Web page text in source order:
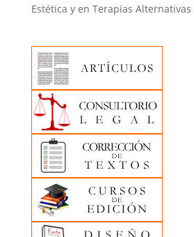
Estética y en Terapias Alternativas